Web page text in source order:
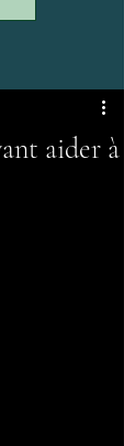
aider à